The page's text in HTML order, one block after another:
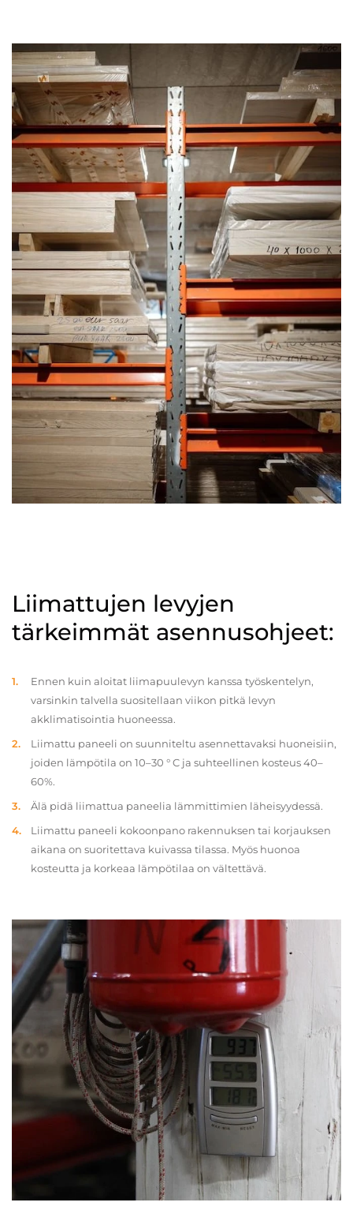
Liimattujen levyjen
tärkeimmät asennusohjeet:
Ennen kuin aloitat liimapuulevyn kanssa työskentelyn,
varsinkin talvella suositellaan viikon pitkä levyn
akklimatisointia huoneessa.
Liimattu paneeli on suunniteltu asennettavaksi huoneisiin,
joiden lämpötila on 10–30 ° C ja suhteellinen kosteus 40–
60%.
Älä pidä liimattua paneelia lämmittimien läheisyydessä.
Liimattu paneeli kokoonpano rakennuksen tai korjauksen
aikana on suoritettava kuivassa tilassa. Myös huonoa
kosteutta ja korkeaa lämpötilaa on vältettävä.